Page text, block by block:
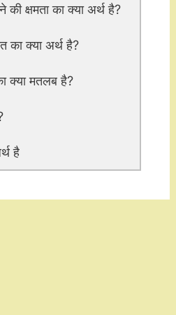
क्षमता का क्या अर्थ है?
का क्या अर्थ है?
क्या मतलब है?
है